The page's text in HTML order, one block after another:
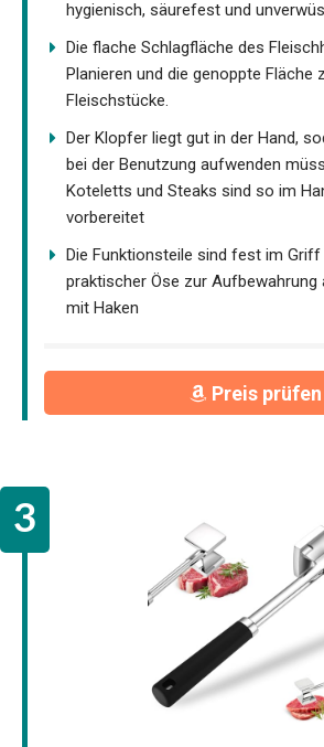
hygienisch, säurefest und
Die flache Schlagfläche des
Planieren und die genoppte Fläche
Fleischstücke.
Der Klopfer liegt gut in der Hand,
bei der Benutzung aufwenden
Koteletts und Steaks sind so im
vorbereitet
Die Funktionsteile sind fest im
praktischer Öse zur Aufbewahrung
mit Haken
Preis prüfen